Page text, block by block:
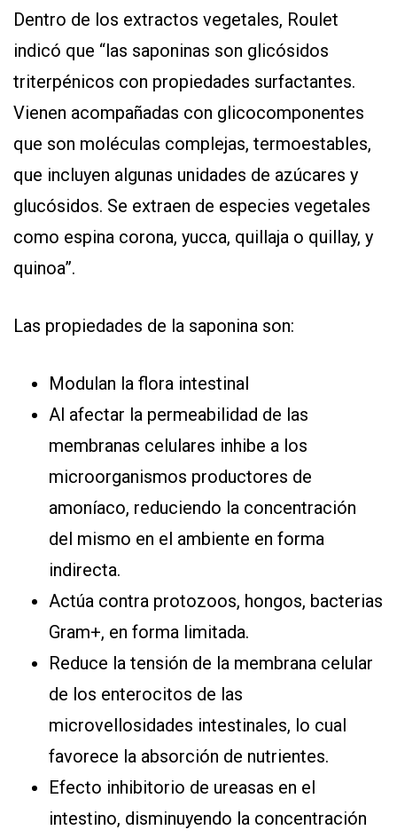
Dentro de los extractos vegetales, Roulet
indicó que “las saponinas son glicósidos
triterpénicos con propiedades surfactantes.
Vienen acompañadas con glicocomponentes
que son moléculas complejas, termoestables,
que incluyen algunas unidades de azúcares y
glucósidos. Se extraen de especies vegetales
como espina corona, yucca, quillaja o quillay, y
quinoa”.
Las propiedades de la saponina son:
Modulan la flora intestinal
Al afectar la permeabilidad de las
membranas celulares inhibe a los
microorganismos productores de
amoníaco, reduciendo la concentración
del mismo en el ambiente en forma
indirecta.
Actúa contra protozoos, hongos, bacterias
Gram+, en forma limitada.
Reduce la tensión de la membrana celular
de los enterocitos de las
microvellosidades intestinales, lo cual
favorece la absorción de nutrientes.
Efecto inhibitorio de ureasas en el
intestino, disminuyendo la concentración